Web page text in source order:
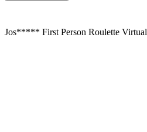
Jos***** First Person Roulette Virtual